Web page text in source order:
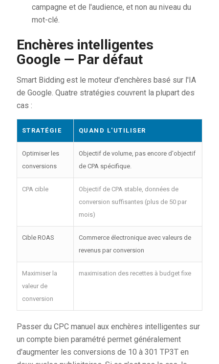
campagne et de l'audience, et non au niveau du
mot-clé.
Enchères intelligentes
Google — Par défaut
Smart Bidding est le moteur d'enchères basé sur l'IA
de Google. Quatre stratégies couvrent la plupart des
cas :
STRATÉGIE QUAND L'UTILISER
Optimiser les
conversions
Objectif de volume, pas encore d'objectif
de CPA spécifique.
CPA cible
Objectif de CPA stable, données de
conversion suffisantes (plus de 50 par
mois)
Cible ROAS
Commerce électronique avec valeurs de
revenus par conversion
Maximiser la
valeur de
conversion
maximisation des recettes à budget fixe
Passer du CPC manuel aux enchères intelligentes sur
un compte bien paramétré permet généralement
d'augmenter les conversions de 10 à 301 TP3T en